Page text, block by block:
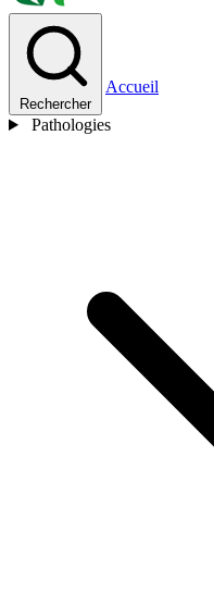
Rechercher
Accueil
Pathologies